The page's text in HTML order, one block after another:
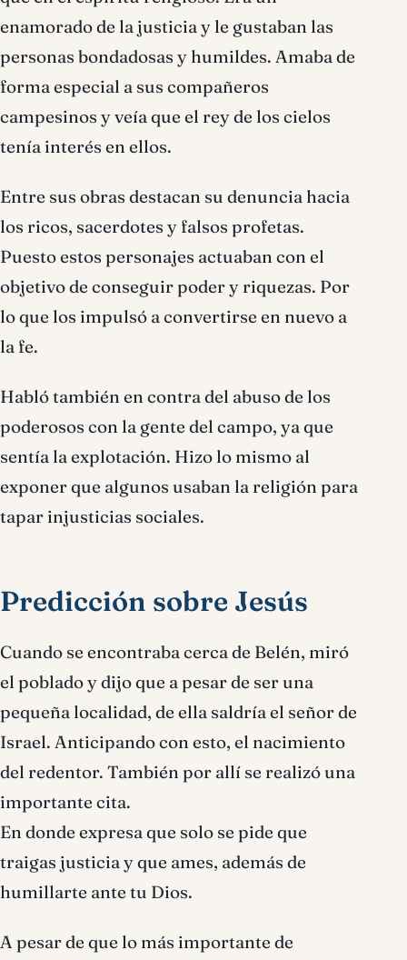
enamorado de la justicia y le gustaban las
personas bondadosas y humildes. Amaba de
forma especial a sus compañeros
campesinos y veía que el rey de los cielos
tenía interés en ellos.
Entre sus obras destacan su denuncia hacia
los ricos, sacerdotes y falsos profetas.
Puesto estos personajes actuaban con el
objetivo de conseguir poder y riquezas. Por
lo que los impulsó a convertirse en nuevo a
la fe.
Habló también en contra del abuso de los
poderosos con la gente del campo, ya que
sentía la explotación. Hizo lo mismo al
exponer que algunos usaban la religión para
tapar injusticias sociales.
Predicción sobre Jesús
Cuando se encontraba cerca de Belén, miró
el poblado y dijo que a pesar de ser una
pequeña localidad, de ella saldría el señor de
Israel. Anticipando con esto, el nacimiento
del redentor. También por allí se realizó una
importante cita.
En donde expresa que solo se pide que
traigas justicia y que ames, además de
humillarte ante tu Dios.
A pesar de que lo más importante de